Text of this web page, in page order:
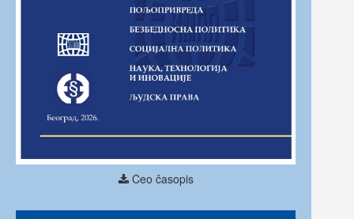
Ceo časopis